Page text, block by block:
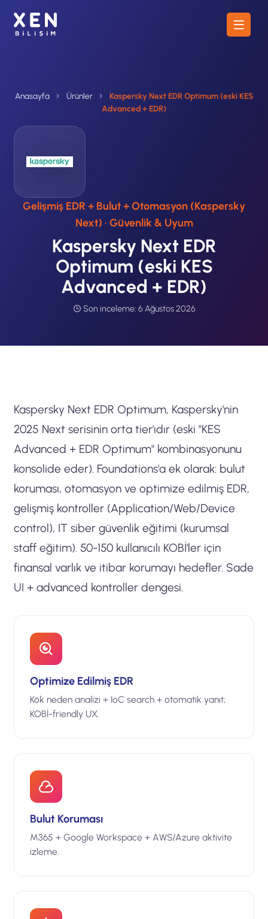
Anasayfa Ürünler
Kaspersky Next EDR Optimum (eski KES
Advanced + EDR)
Gelişmiş EDR + Bulut + Otomasyon (Kaspersky
Next) · Güvenlik & Uyum
Kaspersky Next EDR
Optimum (eski KES
Advanced + EDR)
Son inceleme: 6 Ağustos 2026
Kaspersky Next EDR Optimum, Kaspersky'nin
2025 Next serisinin orta tier'ıdır (eski "KES
Advanced + EDR Optimum" kombinasyonunu
konsolide eder). Foundations'a ek olarak: bulut
koruması, otomasyon ve optimize edilmiş EDR,
gelişmiş kontroller (Application/Web/Device
control), IT siber güvenlik eğitimi (kurumsal
staff eğitim). 50-150 kullanıcılı KOBİ'ler için
finansal varlık ve itibar korumayı hedefler. Sade
UI + advanced kontroller dengesi.
Optimize Edilmiş EDR
Kök neden analizi + IoC search + otomatik yanıt;
KOBİ-friendly UX.
Bulut Koruması
M365 + Google Workspace + AWS/Azure aktivite
izleme.